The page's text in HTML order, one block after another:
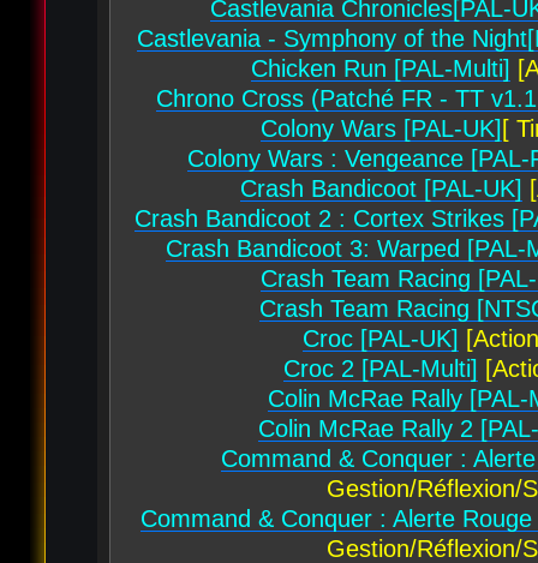
Castlevania Chronicles[PAL-
Castlevania - Symphony of the
Chicken Run [PAL-Multi]
Chrono Cross (Patché FR - TT
Colony Wars [PAL-UK] [
Colony Wars : Vengeance
Crash Bandicoot [PAL-UK]
Crash Bandicoot 2 : Cortex Strikes
Crash Bandicoot 3: Warped [PAL-
Crash Team Racing
Crash Team Racing
Croc [PAL-UK]
Croc 2 [PAL-Multi]
Colin McRae Rally [PAL-
Colin McRae Rally 2
Command & Conquer :
Gestion/Réflexion/
Command & Conquer : Alerte
Gestion/Réflexion/